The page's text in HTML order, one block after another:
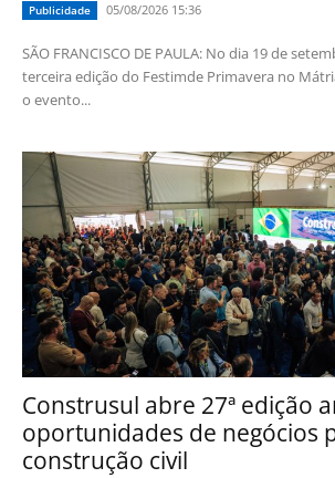
Publicidade 05/08/2026 15:36
SÃO FRANCISCO DE PAULA: No dia 19 de
terceira edição do Festimde Primavera no
o evento...
Construsul abre 27ª edição
oportunidades de negócios
construção civil